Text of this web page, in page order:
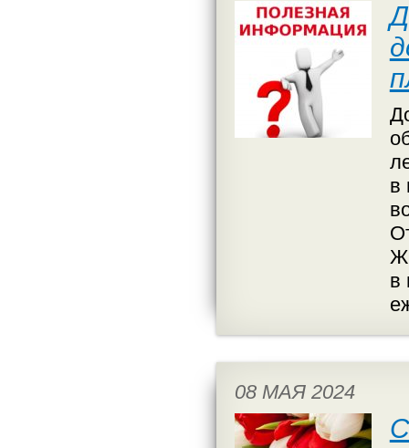
в
в
08 МАЯ 2024